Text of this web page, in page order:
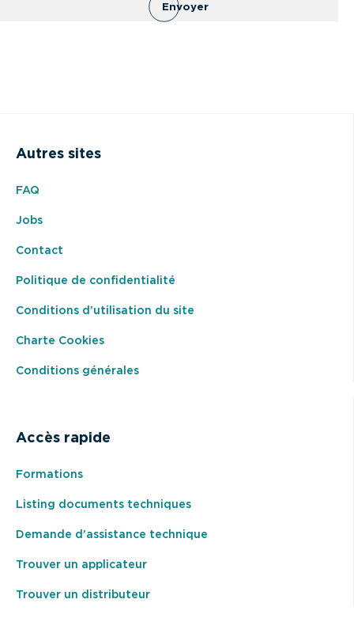
Envoyer
Autres sites
FAQ
Jobs
Contact
Politique de confidentialité
Conditions d’utilisation du site
Charte Cookies
Conditions générales
Accès rapide
Formations
Listing documents techniques
Demande d’assistance technique
Trouver un applicateur
Trouver un distributeur